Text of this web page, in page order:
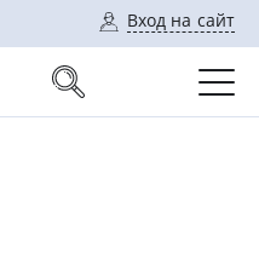
Вход на сайт